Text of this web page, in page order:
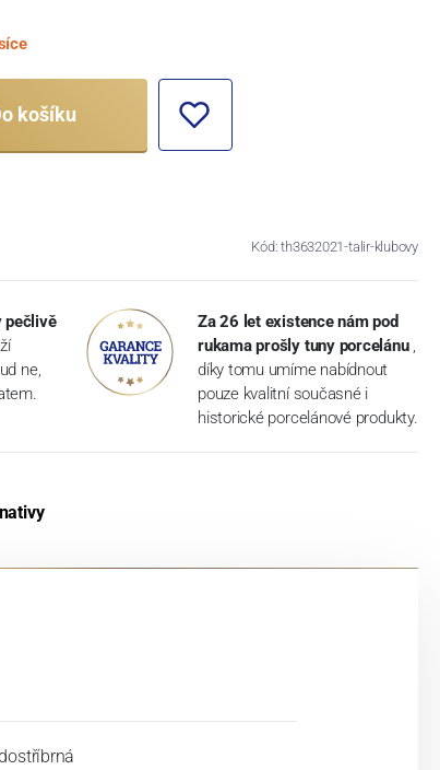
košíku
Kód: th3632021-talir-klubovy
pečlivě
ne,
Za 26 let existence nám pod
rukama prošly tuny porcelánu ,
díky tomu umíme nabídnout
pouze kvalitní současné i
historické porcelánové produkty.